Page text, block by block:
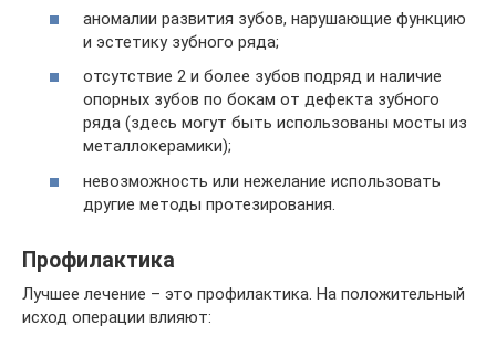
аномалии развития зубов, нарушающие функцию
и эстетику зубного ряда;
отсутствие 2 и более зубов подряд и наличие
опорных зубов по бокам от дефекта зубного
ряда (здесь могут быть использованы мосты из
металлокерамики);
невозможность или нежелание использовать
другие методы протезирования.
Профилактика
Лучшее лечение – это профилактика. На положительный
исход операции влияют: